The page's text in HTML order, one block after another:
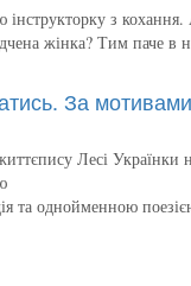
інструкторку з
жінка? Тим паче в
За
Лесі Українки
та однойменною